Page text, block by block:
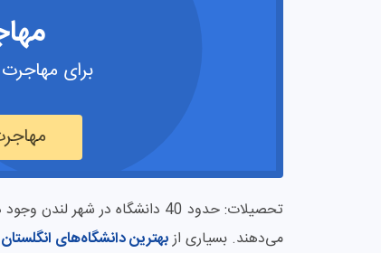
برای
تحصیلات: حدود 40 دانشگاه در
می‌دهند. بسیاری ازبهترین دانشگاه‌های انگلستان